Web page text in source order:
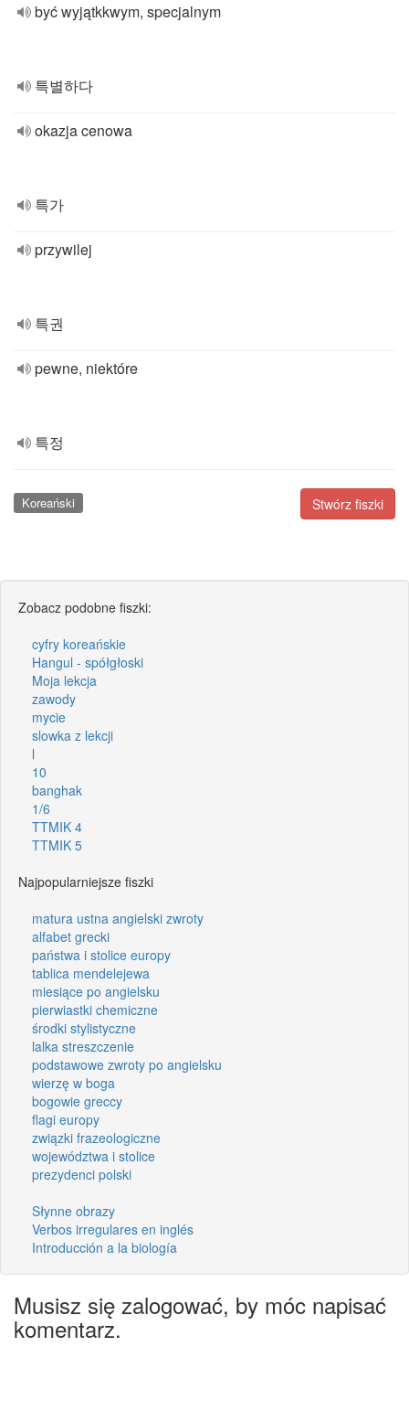
być wyjątkkwym, specjalnym
특별하다
okazja cenowa
특가
przywilej
특권
pewne, niektóre
특정
Stwórz fiszki
Koreański
Zobacz podobne fiszki:
cyfry koreańskie
Hangul - spółgłoski
Moja lekcja
zawody
mycie
slowka z lekcji
l
10
banghak
1/6
TTMIK 4
TTMIK 5
Najpopularniejsze fiszki
matura ustna angielski zwroty
alfabet grecki
państwa i stolice europy
tablica mendelejewa
miesiące po angielsku
pierwiastki chemiczne
środki stylistyczne
lalka streszczenie
podstawowe zwroty po angielsku
wierzę w boga
bogowie greccy
flagi europy
związki frazeologiczne
województwa i stolice
prezydenci polski
Słynne obrazy
Verbos irregulares en inglés
Introducción a la biología
Musisz się zalogować, by móc napisać
komentarz.